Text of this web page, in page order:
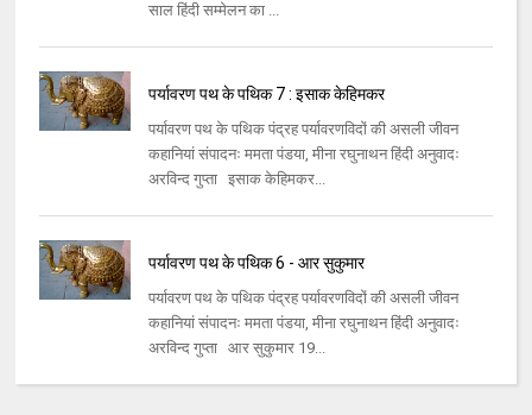
साल हिंदी सम्मेलन का ...
पर्यावरण पथ के पथिक 7 : इसाक केहिमकर
पर्यावरण पथ के पथिक पंद्रह पर्यावरणविदों की असली जीवन
कहानियां संपादनः ममता पंडया, मीना रघुनाथन हिंदी अनुवादः
अरविन्द गुप्ता इसाक केहिमकर...
पर्यावरण पथ के पथिक 6 - आर सुकुमार
पर्यावरण पथ के पथिक पंद्रह पर्यावरणविदों की असली जीवन
कहानियां संपादनः ममता पंडया, मीना रघुनाथन हिंदी अनुवादः
अरविन्द गुप्ता आर सुकुमार 19...